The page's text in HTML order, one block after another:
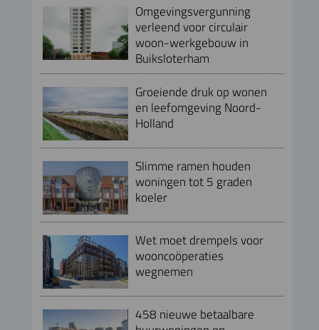
Omgevingsvergunning
verleend voor circulair
woon-werkgebouw in
Buiksloterham
Groeiende druk op wonen
en leefomgeving Noord-
Holland
Slimme ramen houden
woningen tot 5 graden
koeler
Wet moet drempels voor
wooncoöperaties
wegnemen
458 nieuwe betaalbare